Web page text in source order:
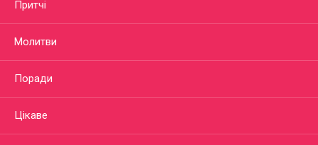
Притчі
Молитви
Поради
Цікаве